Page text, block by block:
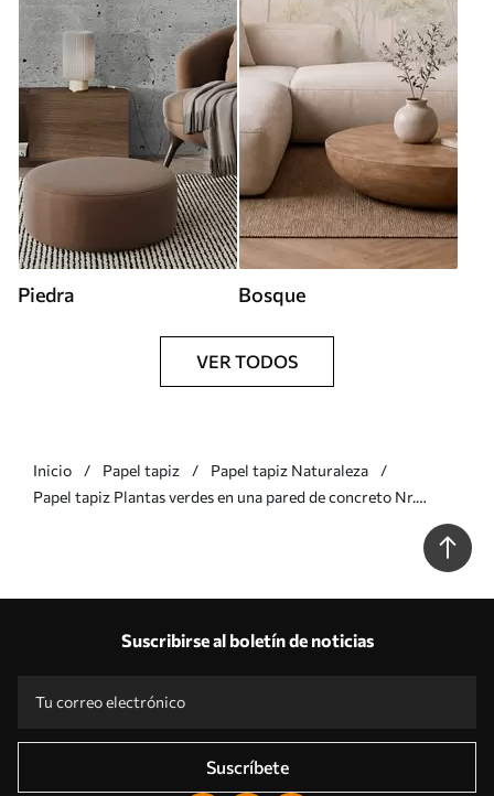
Piedra Bosque
VER TODOS
Inicio Papel tapiz
Papel tapiz Naturaleza
Papel tapiz Plantas verdes en una pared de concreto Nr.
Suscribirse al boletín de noticias
Suscríbete